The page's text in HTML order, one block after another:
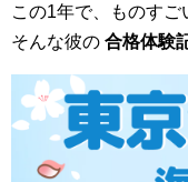
この1年で、ものすご
そんな彼の 合格体験